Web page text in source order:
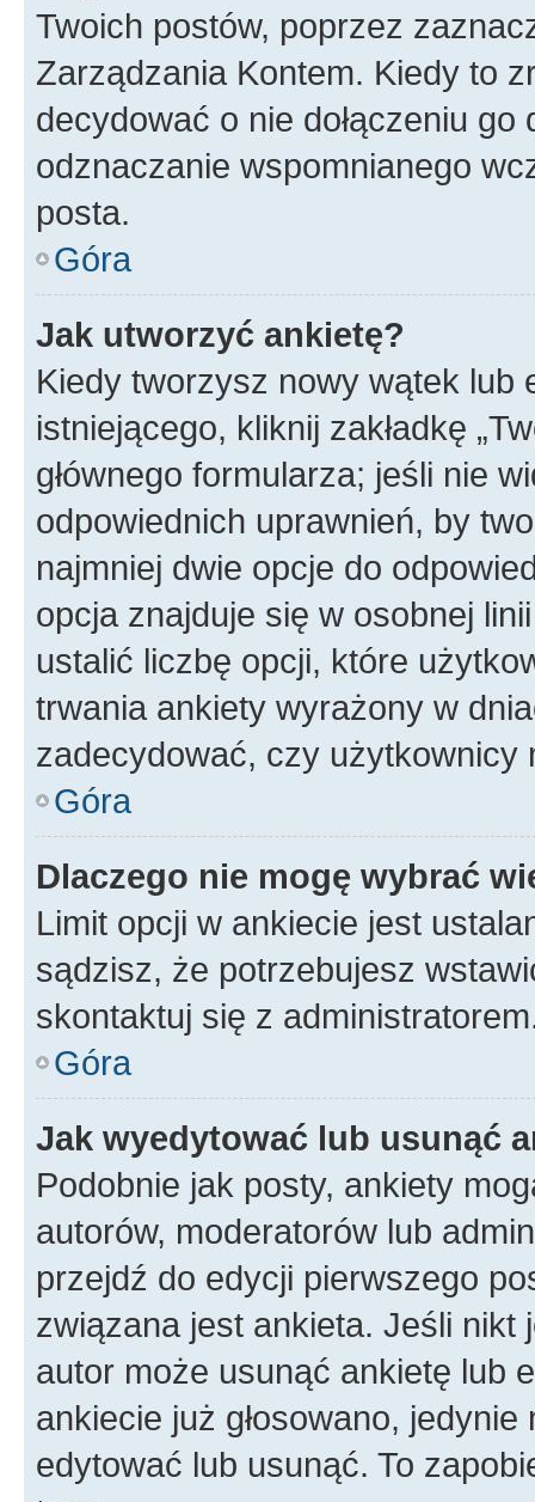
Twoich postów, poprzez
Zarządzania Kontem. Kiedy to
decydować o nie dołączeniu
odznaczanie wspomnianego
posta.
Góra
Jak utworzyć ankietę?
Kiedy tworzysz nowy wątek lub
istniejącego, kliknij zakładkę
głównego formularza; jeśli nie
odpowiednich uprawnień, by
najmniej dwie opcje do
opcja znajduje się w osobnej
ustalić liczbę opcji, które
trwania ankiety wyrażony w
zadecydować, czy użytkownicy
Góra
Dlaczego nie mogę wybrać
Limit opcji w ankiecie jest
sądzisz, że potrzebujesz
skontaktuj się z
Góra
Jak wyedytować lub usunąć
Podobnie jak posty, ankiety
autorów, moderatorów lub
przejdź do edycji pierwszego
związana jest ankieta. Jeśli nikt
autor może usunąć ankietę lub
ankiecie już głosowano,
edytować lub usunąć. To